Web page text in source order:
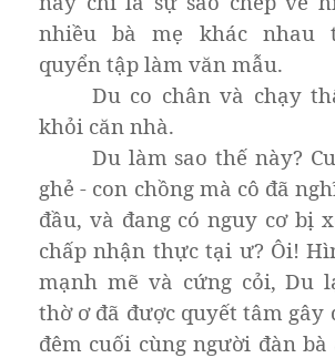
nhiều bà mẹ khác nhau
quyển tập làm văn mẫu.
Du co chân và chạy
khỏi căn nhà.
Du làm sao thế này?
ghẻ - con chồng mà cô đã
đầu, và đang có nguy cơ bị
chấp nhận thực tại ư? Ôi!
mạnh mẽ và cứng cỏi, Du
thờ ơ đã được quyết tâm gây
đêm cuối cùng người đàn bà